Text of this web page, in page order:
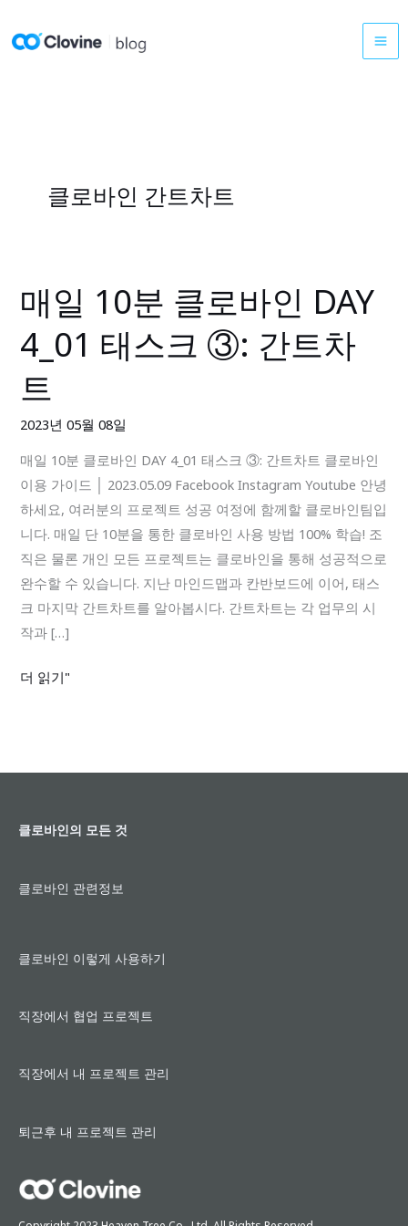
텐
클로바인 간트차트
매일 10분 클로바인 DAY
4_01 태스크 ③: 간트차
트
2023년 05월 08일
매일 10분 클로바인 DAY 4_01 태스크 ③: 간트차트 클로바인
이용 가이드 │ 2023.05.09 Facebook Instagram Youtube 안녕
하세요, 여러분의 프로젝트 성공 여정에 함께할 클로바인팀입
니다. 매일 단 10분을 통한 클로바인 사용 방법 100% 학습! 조
직은 물론 개인 모든 프로젝트는 클로바인을 통해 성공적으로
완수할 수 있습니다. 지난 마인드맵과 칸반보드에 이어, 태스
크 마지막 간트차트를 알아봅시다. 간트차트는 각 업무의 시
작과 […]
매
일
10
클
인
DAY
4_01
태
스
크
③:
간
차
더 읽기"
클로바인의 모든 것
클로바인 관련정보
클로바인 이렇게 사용하기
직장에서 협업 프로젝트
직장에서 내 프로젝트 관리
퇴근후 내 프로젝트 관리